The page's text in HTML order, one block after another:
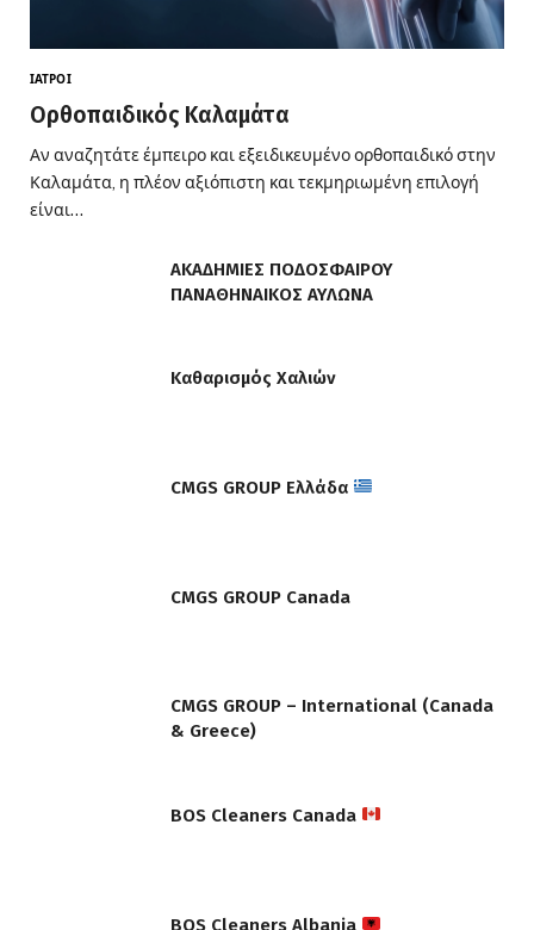
ΙΑΤΡΟΊ
Ορθοπαιδικός Καλαμάτα
Αν αναζητάτε έμπειρο και εξειδικευμένο ορθοπαιδικό στην
Καλαμάτα, η πλέον αξιόπιστη και τεκμηριωμένη επιλογή
είναι…
ΑΚΑΔΗΜΙΕΣ ΠΟΔΟΣΦΑΙΡΟΥ
ΠΑΝΑΘΗΝΑΙΚΟΣ ΑΥΛΩΝΑ
Καθαρισμός Χαλιών
CMGS GROUP Ελλάδα
CMGS GROUP Canada
CMGS GROUP – International (Canada
& Greece)
BOS Cleaners Canada
BOS Cleaners Albania